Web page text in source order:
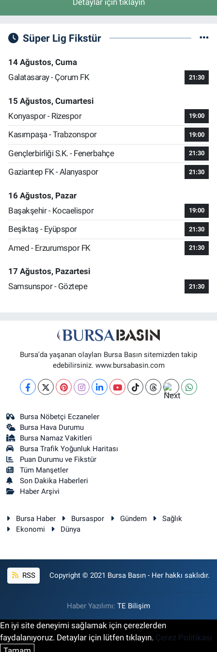
Süper Lig Fikstür
14 Ağustos, Cuma
Galatasaray - Çorum FK
21:30
15 Ağustos, Cumartesi
Konyaspor - Rizespor
19:00
Kasımpaşa - Trabzonspor 19:00
Gençlerbirliği S.K. - Fenerbahçe 21:30
Gaziantep FK - Alanyaspor 21:30
16 Ağustos, Pazar
Başakşehir - Kocaelispor
19:00
Beşiktaş - Eyüpspor 21:30
Amed - Erzurumspor FK 21:30
17 Ağustos, Pazartesi
Samsunspor - Göztepe
21:30
Bursa'da yaşanan olayları Bursa Basın sitemizden takip
edebilirsiniz. www.bursabasin.com
Bursa Nöbetçi Eczaneler
Bursa Hava Durumu
Bursa Namaz Vakitleri
Bursa Trafik Yoğunluk Haritası
Puan Durumu ve Fikstür
Tüm Manşetler
Son Dakika Haberleri
Haber Arşivi
Bursa Haber Bursaspor Gündem
Sağlık
Ekonomi
Dünya
RSS Copyright © 2021 Bursa Basın - Her hakkı saklıdır.
Haber Yazılımı: TE Bilişim
En iyi site deneyimi sağlamak için çerezlerden
faydalanıyoruz. Detaylar için lütfen tıklayın. Çerez Politikası